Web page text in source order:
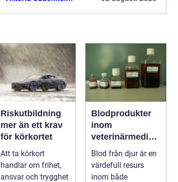
Riskutbildning
mer än ett krav
för körkortet
Att ta körkort
handlar om frihet,
ansvar och trygghet
Blodprodukter
inom
veterinärmedici
n funktion,
kvalitet och
användning
Blod från djur är en
värdefull resurs
inom både